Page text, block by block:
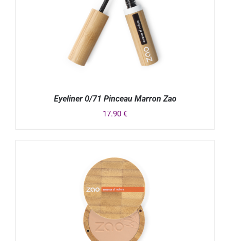
Eyeliner 0/71 Pinceau Marron Zao
17.90 €